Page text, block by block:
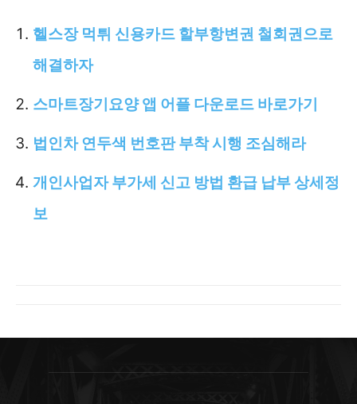
헬스장 먹튀 신용카드 할부항변권 철회권으로
해결하자
스마트장기요양 앱 어플 다운로드 바로가기
법인차 연두색 번호판 부착 시행 조심해라
개인사업자 부가세 신고 방법 환급 납부 상세정
보